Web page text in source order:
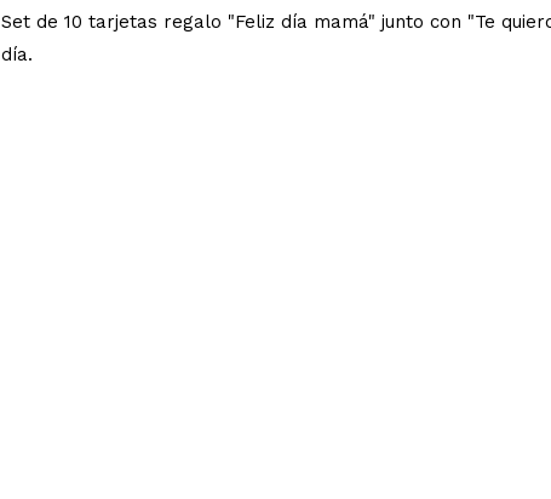
Set de 10 tarjetas regalo "Feliz día mamá" junto con "Te
día.